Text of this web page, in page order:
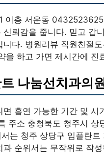
이층 서운동
뢰감을 줍니다. 믿고 갑
다. 병원리뷰 직원친절
을 하고 가면 제시간에 진
나눔선치과의
흡연 가능한 기간 및
주소 충청북도 청주시
는 청주 상당구 임플란
순위서는 무작위로 작